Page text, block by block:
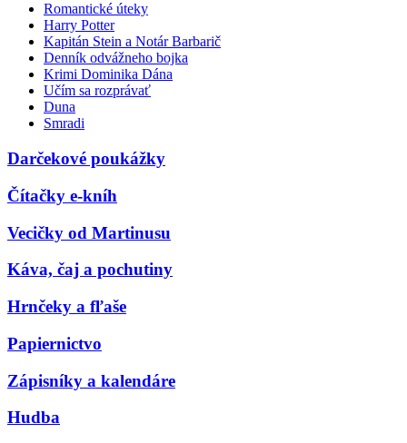
Romantické úteky
Harry Potter
Kapitán Stein a Notár Barbarič
Denník odvážneho bojka
Krimi Dominika Dána
Učím sa rozprávať
Duna
Smradi
Darčekové poukážky
Čítačky e-kníh
Vecičky od Martinusu
Káva, čaj a pochutiny
Hrnčeky a fľaše
Papiernictvo
Zápisníky a kalendáre
Hudba